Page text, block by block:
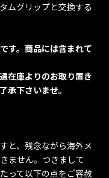
ムグリップと交換する
す。商品には含まれて
在庫よりのお取り置き
承下さいませ。
と、残念ながら海外メ
ません。つきまして
って以下の点をご容赦